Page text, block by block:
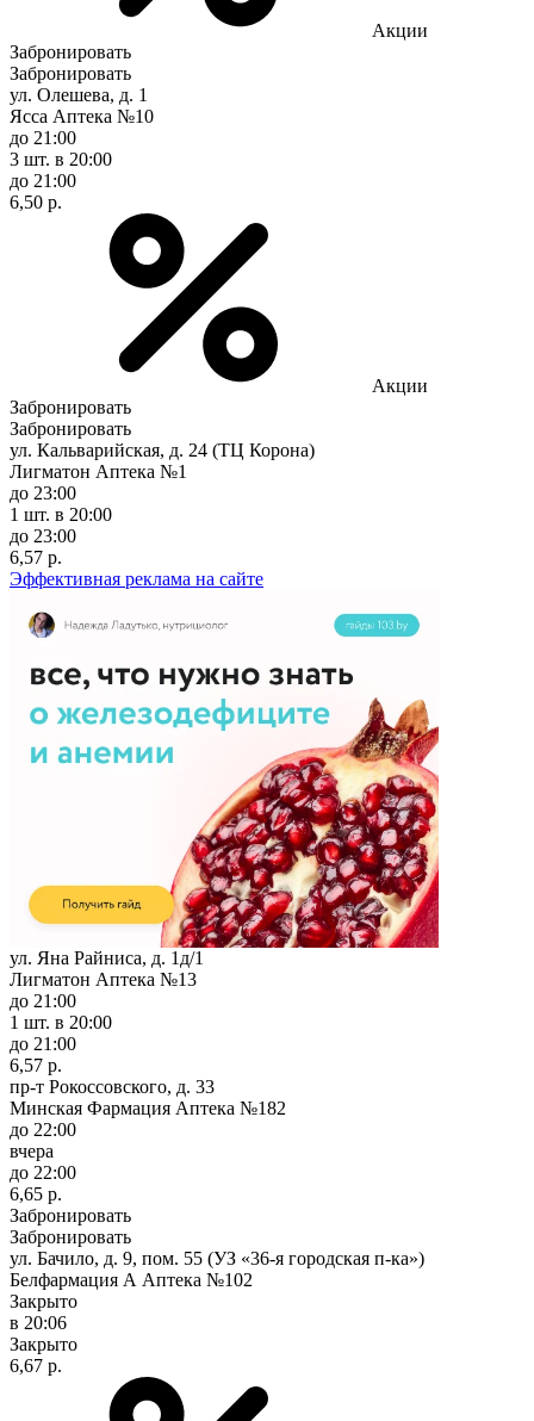
Акции
Забронировать
Забронировать
ул. Олешева, д. 1
Ясса Аптека №10
до 21:00
3 шт. в 20:00
до 21:00
6,50 р.
Акции
Забронировать
Забронировать
ул. Кальварийская, д. 24 (ТЦ Корона)
Лигматон Аптека №1
до 23:00
1 шт. в 20:00
до 23:00
6,57 р.
Эффективная реклама на сайте
ул. Яна Райниса, д. 1д/1
Лигматон Аптека №13
до 21:00
1 шт. в 20:00
до 21:00
6,57 р.
пр-т Рокоссовского, д. 33
Минская Фармация Аптека №182
до 22:00
вчера
до 22:00
6,65 р.
Забронировать
Забронировать
ул. Бачило, д. 9, пом. 55 (УЗ «36-я городская п-ка»)
Белфармация А Аптека №102
Закрыто
в 20:06
Закрыто
6,67 р.